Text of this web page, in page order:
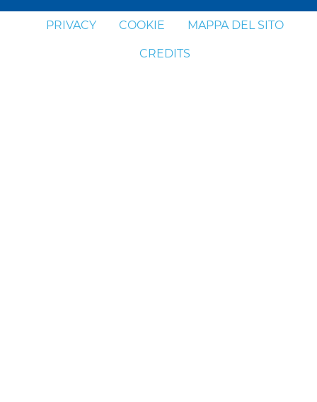
PRIVACY COOKIE MAPPA DEL SITO
CREDITS